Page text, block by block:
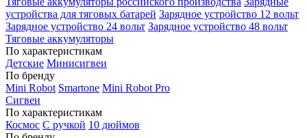
устройства для тяговых батарей Зарядное устройство 12 вольт
Зарядное устройство 24 вольт Зарядное устройство 48 вольт
Тяговые аккумуляторы
По характеристикам
Детские Минисигвеи
По бренду
Mini Robot Smartone Mini Robot Pro
Сигвеи
По характеристикам
Космос С ручкой 10 дюймов